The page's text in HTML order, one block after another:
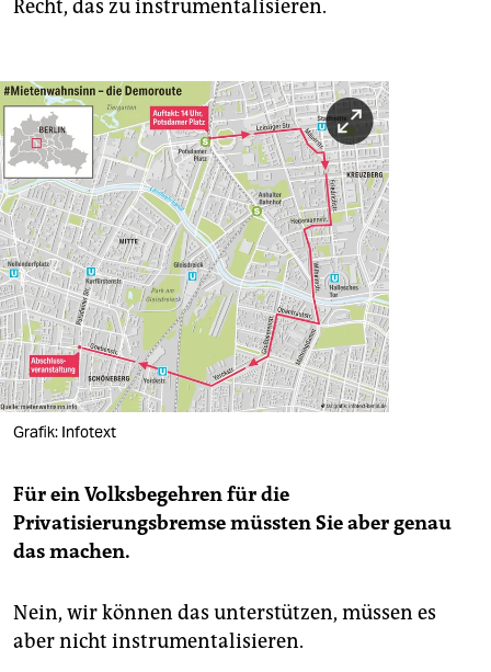
Recht, das zu instrumentalisieren.
Grafik: Infotext
Für ein Volksbegehren für die
Privatisierungsbremse müssten Sie aber genau
das machen.
Nein, wir können das unterstützen, müssen es
aber nicht instrumentalisieren.